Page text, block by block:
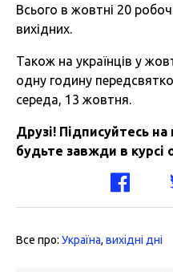
Всього в жовтні 20
вихідних.
Також на українців у
одну годину
середа, 13 жовтня.
Друзі! Підписуйтесь
будьте завжди в курсі
Все про: Україна, вихідні дні